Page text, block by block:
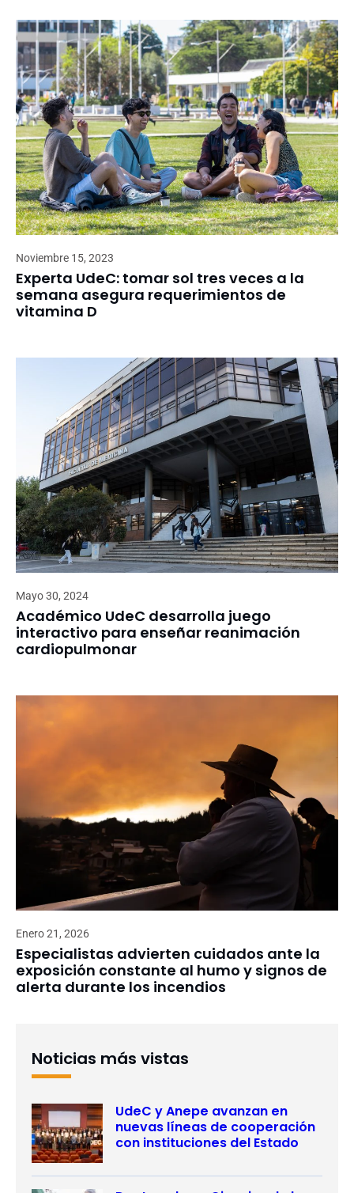
Noviembre 15, 2023
Experta UdeC: tomar sol tres veces a la
semana asegura requerimientos de
vitamina D
Mayo 30, 2024
Académico UdeC desarrolla juego
interactivo para enseñar reanimación
cardiopulmonar
Enero 21, 2026
Especialistas advierten cuidados ante la
exposición constante al humo y signos de
alerta durante los incendios
Noticias más vistas
UdeC y Anepe avanzan en
nuevas líneas de cooperación
con instituciones del Estado